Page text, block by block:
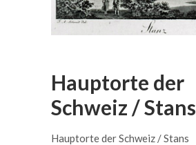
Hauptorte der
Schweiz / Stans
Hauptorte der Schweiz / Stans